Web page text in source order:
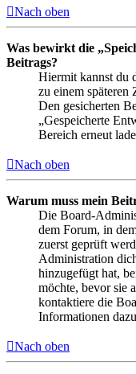
Nach oben
Was bewirkt die
Beitrags?
Hiermit kannst du
zu einem späteren
Den gesicherten
„Gespeicherte
Bereich erneut
Nach oben
Warum muss mein
Die Board-
dem Forum, in
zuerst geprüft
Administration
hinzugefügt hat,
möchte, bevor sie
kontaktiere die
Informationen
Nach oben